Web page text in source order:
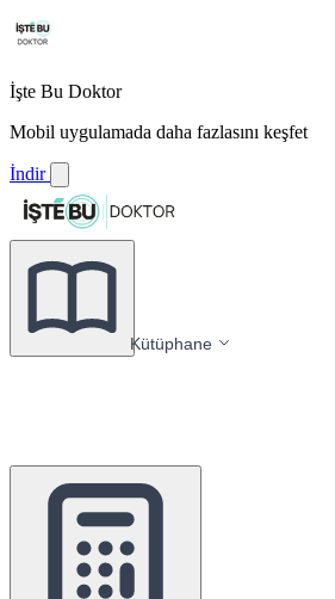
İşte Bu Doktor
Mobil uygulamada daha fazlasını keşfet
İndir
Kütüphane